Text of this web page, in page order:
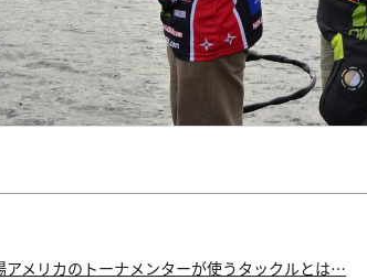
アメリカのトーナメンターが使うタックルとは…